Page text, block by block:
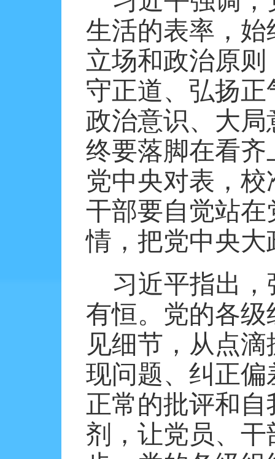
生活的表率，
立场和政治原
守正道、弘扬
政治意识、大
终要落脚在看
党中央对表，
干部要自觉站
情，把党中央
习近平指出
有恒。党的各
见细节，从点
现问题、纠正
正常的批评和
剂，让党员、